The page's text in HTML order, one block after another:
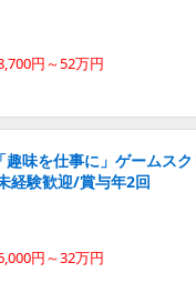
円～52万円
趣味を仕事に」ゲームス
経験歓迎/賞与年2回
円～32万円